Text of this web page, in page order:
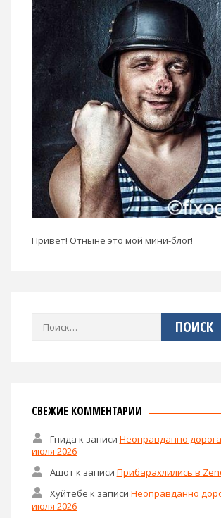
Привет! Отныне это мой мини-блог!
Найти:
СВЕЖИЕ КОММЕНТАРИИ
Гнида к записи Неоправданно
июля 2026
Ашотк записи Прибарахлились в
Хуйтебе к записи Неоправданно
июля 2026